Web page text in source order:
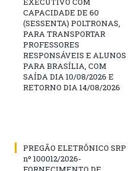
CAPACIDADE DE 60
(SESSENTA) POLTRONAS,
PARA TRANSPORTAR
PROFESSORES
RESPONSÁVEIS E ALUNOS
PARA BRASÍLIA, COM
SAÍDA DIA 10/08/2026 E
RETORNO DIA 14/08/2026
PREGÃO ELETRÔNICO SRP
nº 100012/2026-